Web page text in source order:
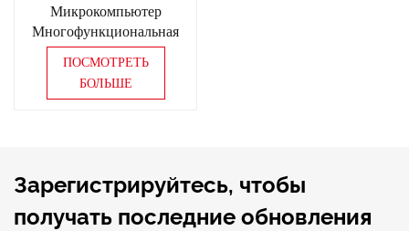
Микрокомпьютер
Многофункциональная
умная электрическая
скороварка из
нержавеющей стали
ПОСМОТРЕТЬ
БОЛЬШЕ
Зарегистрируйтесь, чтобы
получать последние обновления